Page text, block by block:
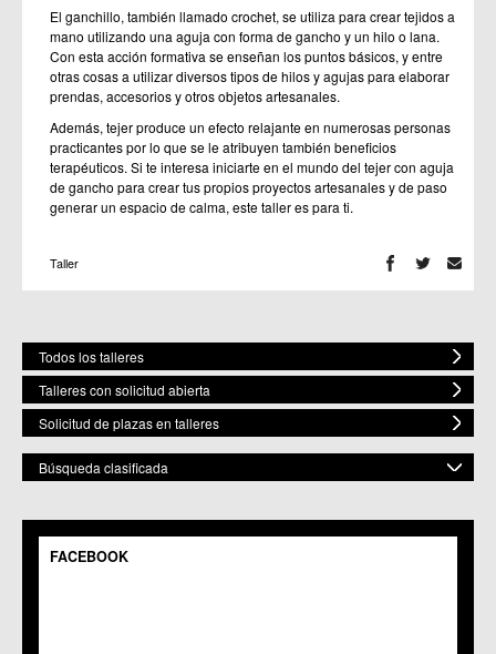
El ganchillo, también llamado crochet, se utiliza para crear tejidos a
mano utilizando una aguja con forma de gancho y un hilo o lana.
Con esta acción formativa se enseñan los puntos básicos, y entre
otras cosas a utilizar diversos tipos de hilos y agujas para elaborar
prendas, accesorios y otros objetos artesanales.
Además, tejer produce un efecto relajante en numerosas personas
practicantes por lo que se le atribuyen también beneficios
terapéuticos. Si te interesa iniciarte en el mundo del tejer con aguja
de gancho para crear tus propios proyectos artesanales y de paso
generar un espacio de calma, este taller es para ti.
Taller
Todos los talleres
Talleres con solicitud abierta
Solicitud de plazas en talleres
Búsqueda clasificada
Mostrar todas
POR ESPACIO
FACEBOOK